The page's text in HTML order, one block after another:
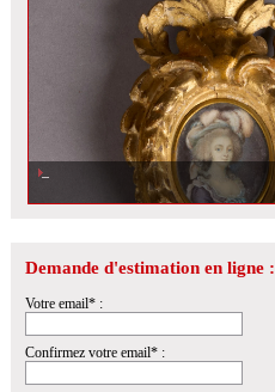
Demande d'estimation en ligne :
Votre email* :
Confirmez votre email* :